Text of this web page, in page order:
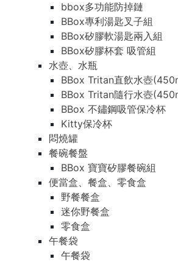
bbox多功能防掉鏈
BBox專利湯匙叉子組
BBox矽膠軟湯匙兩入組
BBox矽膠杯套 吸管組
水壺、水瓶
BBox Tritan直飲水壺
BBox Tritan隨行水壺
BBox 不鏽鋼吸管保冷杯
Kitty保冷杯
悶燒罐
餐碗餐盤
BBox 寶寶矽膠餐碗組
便當盒、餐盒、零食盒
野餐餐盒
迷你野餐盒
零食盒
午餐袋
午餐袋